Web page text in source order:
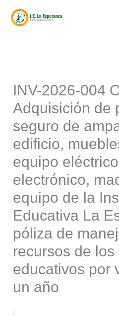
INV-2026-004
Adquisición de
seguro de
edificio,
equipo
electrónico,
equipo de la
Educativa La
póliza de
recursos de los
educativos por
un año